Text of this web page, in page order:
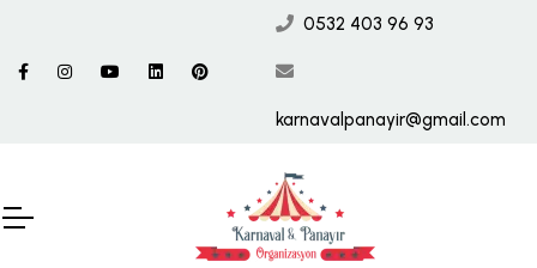
0532 403 96 93
karnavalpanayir@gmail.com